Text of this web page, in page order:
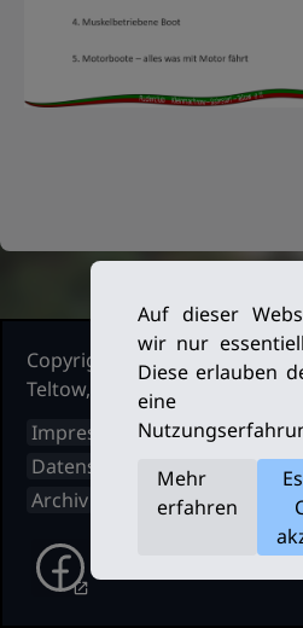
Copyright Ruderclub
Teltow, 2026. Alle Rechte
Impressum
Datenschutz
Archiv
Auf dieser
wir nur
Diese erlauben
eine
Mehr
erfahren